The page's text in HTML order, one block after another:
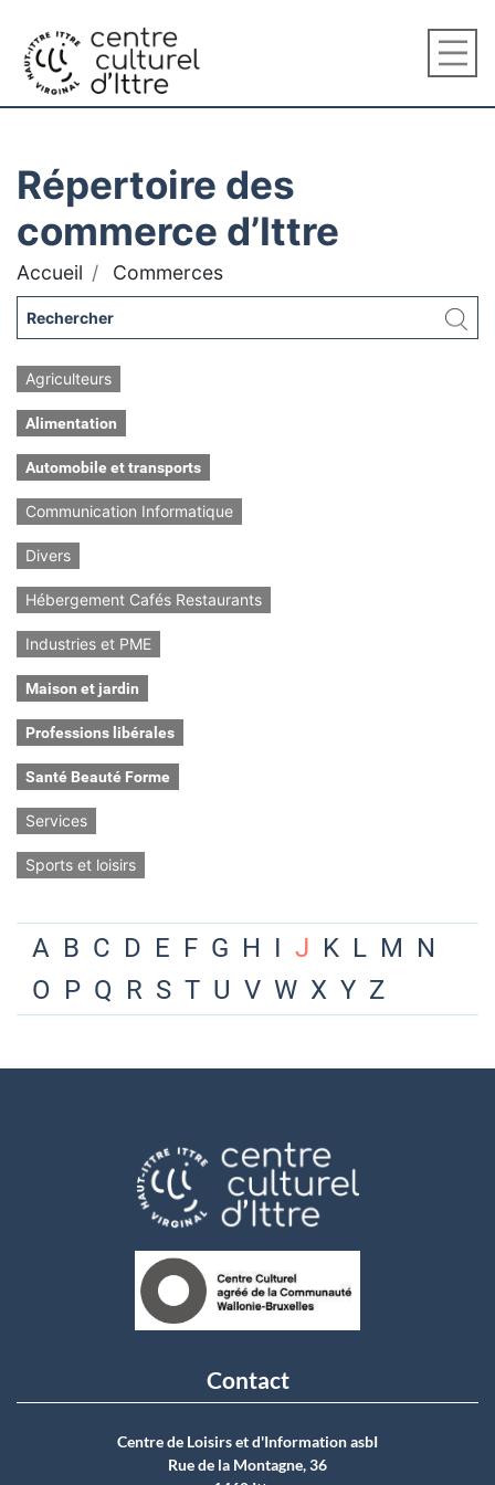
Répertoire des
commerce d’Ittre
Accueil Commerces
Agriculteurs
Alimentation
Automobile et transports
Communication Informatique
Divers
Hébergement Cafés Restaurants
Industries et PME
Maison et jardin
Professions libérales
Santé Beauté Forme
Services
Sports et loisirs
A B C D E F G H I J K L M N
O P Q R S T U V W X Y Z
Contact
Centre de Loisirs et d'Information asbI
Rue de la Montagne, 36